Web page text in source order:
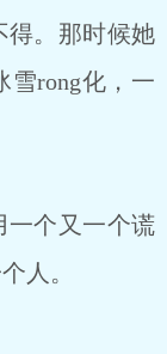
得。那时候她
雪rong化，一
个又一个谎
人。